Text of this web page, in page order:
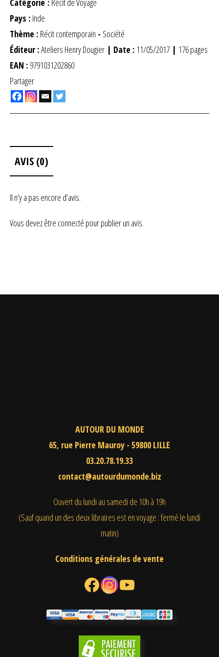
Pays : Inde
Thème : Récit contemporain - Société
Éditeur :Ateliers Henry Dougier | Date : 11/05/2017 | 176 pages
EAN : 9791031202860
Partager
AVIS (0)
Il n’y a pas encore d’avis.
Vous devez être connecté pour publier un avis.
AUTOUR DU MONDE
65, rue Pierre Mauroy - 59800 LILLE
03.20.78.19.33
contact@autourdumonde.biz
Ouvert du lundi au samedi de 10h à 19h
(Sauf quand un des deux libraires est en voyage : fermé le lundi
matin)
Conditions générales de vente
Facebook Instagram YouTube